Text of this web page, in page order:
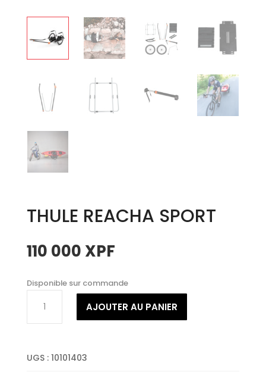
THULE REACHA SPORT
110 000 XPF
Disponible sur commande
THULE
AJOUTER AU PANIER
UGS : 10101403